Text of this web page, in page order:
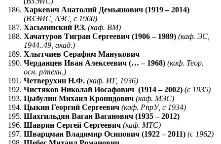
Харкевич Анатолий Демьянович (1919 – 2014)
(ВЗЭИС, АЭС, с 1960)
Хасьминский Р.З. (каф. ВМ)
Хачатуров Тигран Сергеевич (1906 – 1989) (каф. ЭС,
1944..49, акад.)
Хлытчиев Серафим Манукович
Черданцев Иван Алексеевич (… – 1968) (каф. Теор.
осн. р/техн.)
Четверухин Н.Ф. (каф. ИГ, 1936)
Чистяков Николай Иосафович (1914 – 2002) (с 1935)
Цыбулин Михаил Кронидович (каф. МЭС)
Цыкин Георгий Сергеевич (каф. РпрУ, с 1934)
Шахгильдян Ваган Ваганович (1935 – 2012)
Шаврин Сергей Сергеевич (каф. МТС)
Шварцман Владимир Осипович (1922 – 2011) (с 1962)